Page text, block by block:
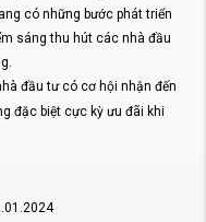
có những bước phát triển
sáng thu hút các nhà đầu
đầu tư có cơ hội nhận đến
đặc biệt cực kỳ ưu đãi khi